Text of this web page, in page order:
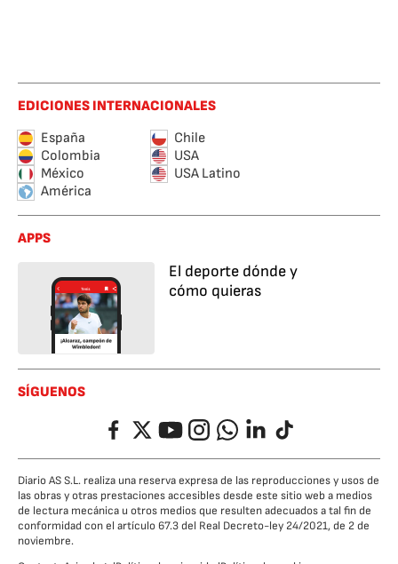
EDICIONES INTERNACIONALES
España
Chile
Colombia
USA
México
USA Latino
América
APPS
El deporte dónde y
cómo quieras
SÍGUENOS
FacebookTwitterYouTubeInstagramWhatsappLinkedIn
TikTok
Diario AS S.L. realiza una reserva expresa de las reproducciones y usos de
las obras y otras prestaciones accesibles desde este sitio web a medios
de lectura mecánica u otros medios que resulten adecuados a tal fin de
conformidad con el artículo 67.3 del Real Decreto-ley 24/2021, de 2 de
noviembre.